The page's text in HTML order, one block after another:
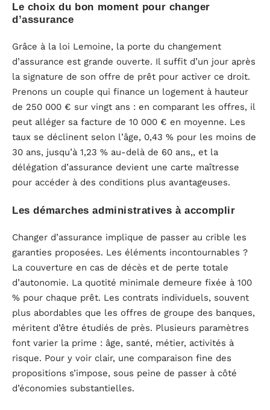
Le choix du bon moment pour changer
d’assurance
Grâce à la loi Lemoine, la porte du changement
d’assurance est grande ouverte. Il suffit d’un jour après
la signature de son offre de prêt pour activer ce droit.
Prenons un couple qui finance un logement à hauteur
de 250 000 € sur vingt ans : en comparant les offres, il
peut alléger sa facture de 10 000 € en moyenne. Les
taux se déclinent selon l’âge, 0,43 % pour les moins de
30 ans, jusqu’à 1,23 % au-delà de 60 ans,, et la
délégation d’assurance devient une carte maîtresse
pour accéder à des conditions plus avantageuses.
Les démarches administratives à accomplir
Changer d’assurance implique de passer au crible les
garanties proposées. Les éléments incontournables ?
La couverture en cas de décès et de perte totale
d’autonomie. La quotité minimale demeure fixée à 100
% pour chaque prêt. Les contrats individuels, souvent
plus abordables que les offres de groupe des banques,
méritent d’être étudiés de près. Plusieurs paramètres
font varier la prime : âge, santé, métier, activités à
risque. Pour y voir clair, une comparaison fine des
propositions s’impose, sous peine de passer à côté
d’économies substantielles.